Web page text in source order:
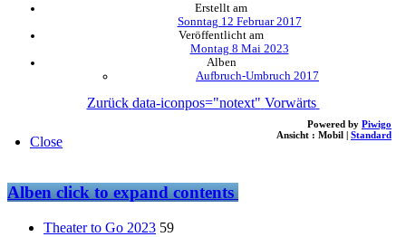
Erstellt am
Sonntag 12 Februar 2017
Veröffentlicht am
Montag 8 Mai 2023
Alben
Aufbruch-Umbruch 2017
Zurück data-iconpos="notext" Vorwärts
Powered by Piwigo
Ansicht : Mobil | Standard
Close
Albenclick to expand contents
Theater to Go 2023 59